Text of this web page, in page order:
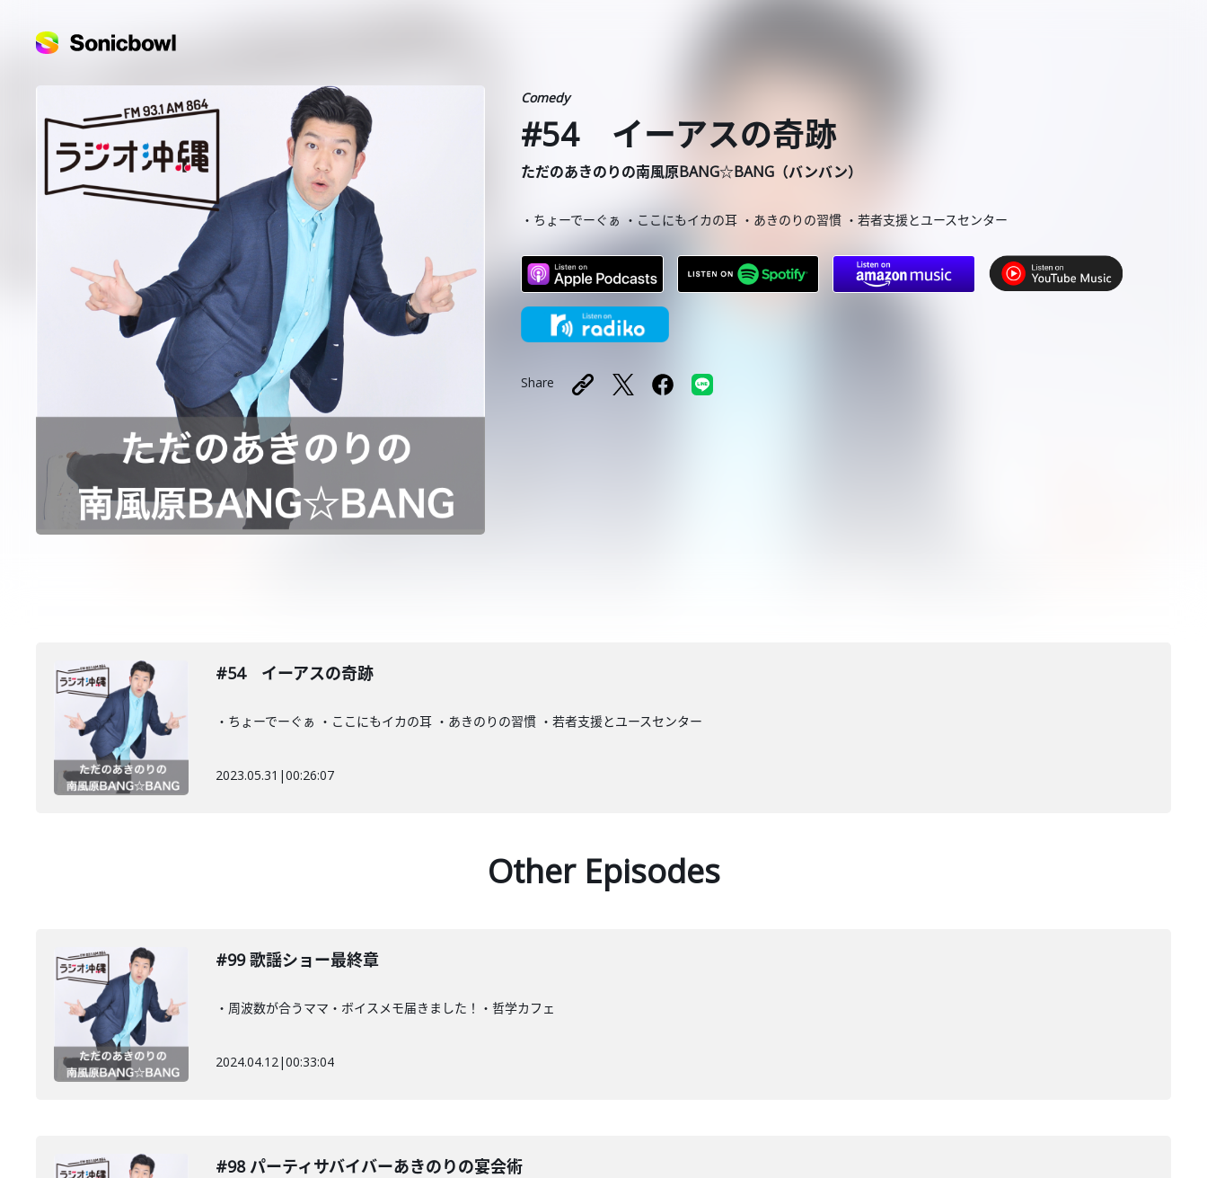
Comedy
#54 イーアスの奇跡
ただのあきのりの南風原BANG☆BANG（バンバン）
・ちょーでーぐぁ ・ここにもイカの耳 ・あきのりの習慣 ・若者支援とユースセンター
Share
#54 イーアスの奇跡
・ちょーでーぐぁ ・ここにもイカの耳 ・あきのりの習慣 ・若者支援とユースセンター
2023.05.31 |00:26:07
Other Episodes
#99 歌謡ショー最終章
・周波数が合うママ・ボイスメモ届きました！・哲学カフェ
2024.04.12|00:33:04
#98 パーティサバイバーあきのりの宴会術